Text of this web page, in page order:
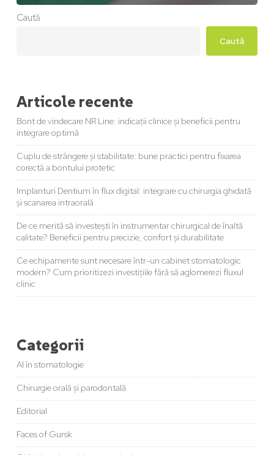
Caută
Caută
Articole recente
Bont de vindecare NR Line: indicații clinice și beneficii pentru
integrare optimă
Cuplu de strângere și stabilitate: bune practici pentru fixarea
corectă a bontului protetic
Implanturi Dentium în flux digital: integrare cu chirurgia ghidată
și scanarea intraorală
De ce merită să investești în instrumentar chirurgical de înaltă
calitate? Beneficii pentru precizie, confort și durabilitate
Ce echipamente sunt necesare într-un cabinet stomatologic
modern? Cum prioritizezi investițiile fără să aglomerezi fluxul
clinic
Categorii
AI în stomatologie
Chirurgie orală și parodontală
Editorial
Faces of Gursk